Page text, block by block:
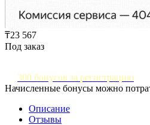
₸23 567
Под заказ
300 бонусов за регистрацию
Начисленные бонусы можно
Описание
Отзывы